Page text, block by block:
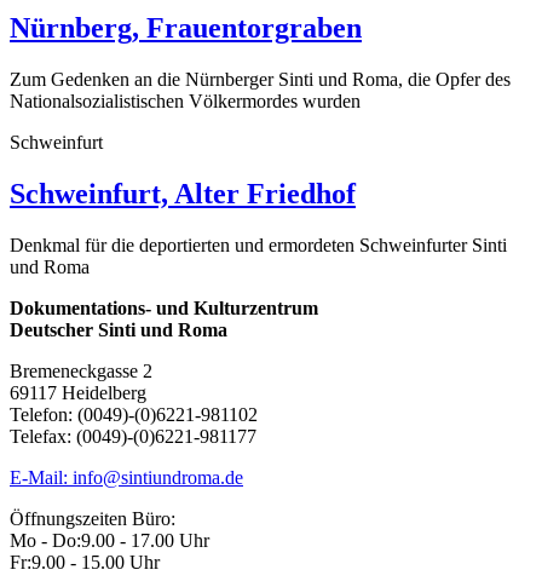
Nürnberg, Frauentorgraben
Zum Gedenken an die Nürnberger Sinti und Roma, die Opfer des
Nationalsozialistischen Völkermordes wurden
Schweinfurt
Schweinfurt, Alter Friedhof
Denkmal für die deportierten und ermordeten Schweinfurter Sinti
und Roma
Dokumentations- und Kulturzentrum
Deutscher Sinti und Roma
Bremeneckgasse 2
69117 Heidelberg
Telefon: (0049)-(0)6221-981102
Telefax: (0049)-(0)6221-981177
E-Mail: info@sintiundroma.de
Öffnungszeiten Büro:
Mo - Do:9.00 - 17.00 Uhr
Fr:9.00 - 15.00 Uhr